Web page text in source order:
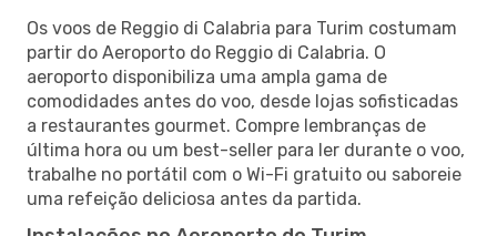
Os voos de Reggio di Calabria para Turim costumam
partir do Aeroporto do Reggio di Calabria. O
aeroporto disponibiliza uma ampla gama de
comodidades antes do voo, desde lojas sofisticadas
a restaurantes gourmet. Compre lembranças de
última hora ou um best-seller para ler durante o voo,
trabalhe no portátil com o Wi-Fi gratuito ou saboreie
uma refeição deliciosa antes da partida.